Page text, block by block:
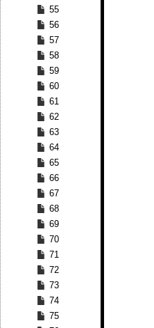
55
56
57
58
59
60
61
62
63
64
65
66
67
68
69
70
71
72
73
74
75